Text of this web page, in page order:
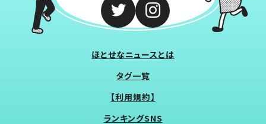
ほとせなニュースとは
タグ一覧
【利用規約】
ランキングSNS